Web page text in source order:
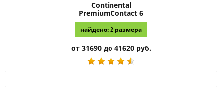
Continental
PremiumContact 6
найдено: 2 размера
от 31690 до 41620 руб.